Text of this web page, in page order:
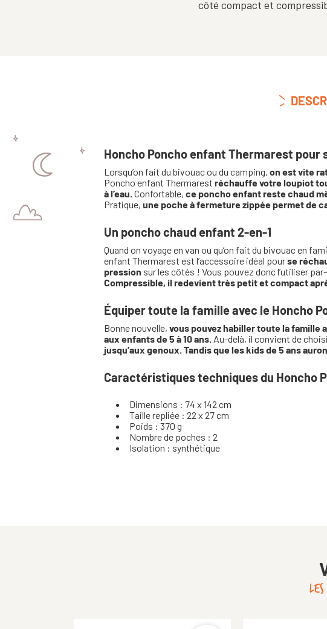
côté compact et
Honcho Poncho enfant Thermarest pour
Lorsqu’on fait du bivouac ou du camping, on est vite
Poncho enfant Thermarest réchauffe votre loupiot
à l’eau. Confortable, ce poncho enfant reste chaud
Pratique, une poche à fermeture zippée permet de
Un poncho chaud enfant 2-en-1
Quand on voyage en van ou qu’on fait du bivouac en
enfant Thermarest est l’accessoire idéal pourse
pression sur les côtés ! Vous pouvez donc l’utiliser
Compressible, il redevient très petit et compact
Équiper toute la famille avec le Honcho
Bonne nouvelle, vous pouvez habiller toute la famille
aux enfants de 5 à 10 ans. Au-delà, il convient de
jusqu’aux genoux. Tandis que les kids de 5 ans
Caractéristiques techniques du Honcho
Dimensions : 74 x 142 cm
Taille repliée : 22 x 27 cm
Poids : 370 g
Nombre de poches : 2
Isolation : synthétique